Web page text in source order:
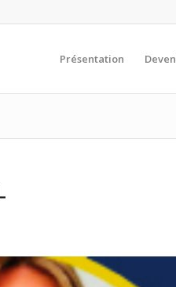
Présentation